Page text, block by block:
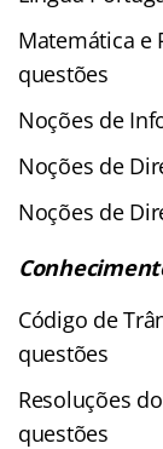
Matemática e
questões
Noções de
Noções de
Noções de
Código de
questões
Resoluções
questões